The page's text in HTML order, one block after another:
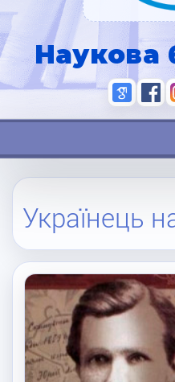
Наукова
Українець